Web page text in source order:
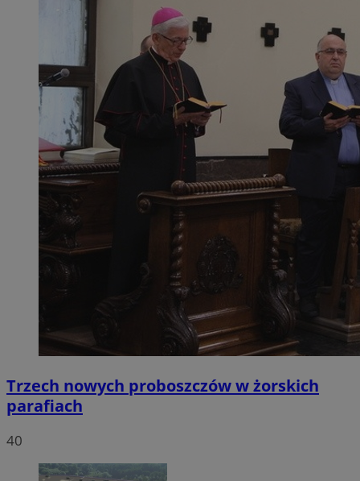
Trzech nowych proboszczów w żorskich
parafiach
40